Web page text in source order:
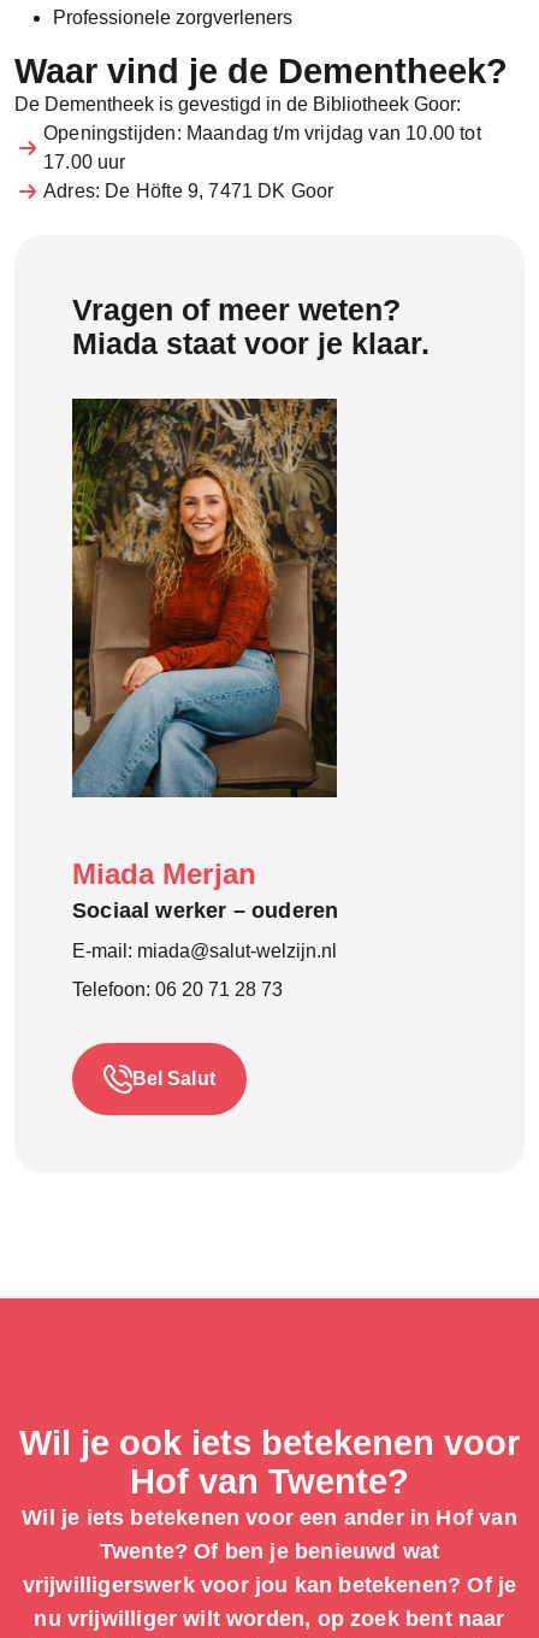
Professionele zorgverleners
Waar vind je de Dementheek?
De Dementheek is gevestigd in de Bibliotheek Goor:
Openingstijden: Maandag t/m vrijdag van 10.00 tot
17.00 uur
Adres: De Höfte 9, 7471 DK Goor
Vragen of meer weten?
Miada staat voor je klaar.
Miada Merjan
Sociaal werker – ouderen
E-mail: miada@salut-welzijn.nl
Telefoon: 06 20 71 28 73
Bel Salut
Wil je ook iets betekenen voor
Hof van Twente?
Wil je iets betekenen voor een ander in Hof van
Twente? Of ben je benieuwd wat
vrijwilligerswerk voor jou kan betekenen? Of je
nu vrijwilliger wilt worden, op zoek bent naar